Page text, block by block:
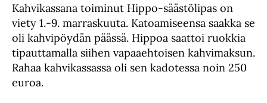
Kahvikassana toiminut Hippo-säästölipas on
viety 1.-9. marraskuuta. Katoamiseensa saakka se
oli kahvipöydän päässä. Hippoa saattoi ruokkia
tipauttamalla siihen vapaaehtoisen kahvimaksun.
Rahaa kahvikassassa oli sen kadotessa noin 250
euroa.